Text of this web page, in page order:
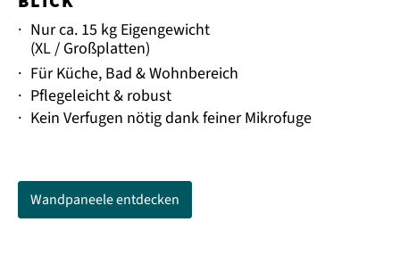
· Nur ca. 15 kg Eigengewicht
(XL / Großplatten)
· Für Küche, Bad & Wohnbereich
· Pflegeleicht & robust
· Kein Verfugen nötig dank feiner Mikrofuge
Wandpaneele entdecken